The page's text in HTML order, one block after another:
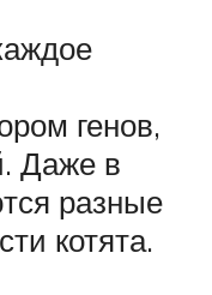
генов,
Даже в
разные
котята.